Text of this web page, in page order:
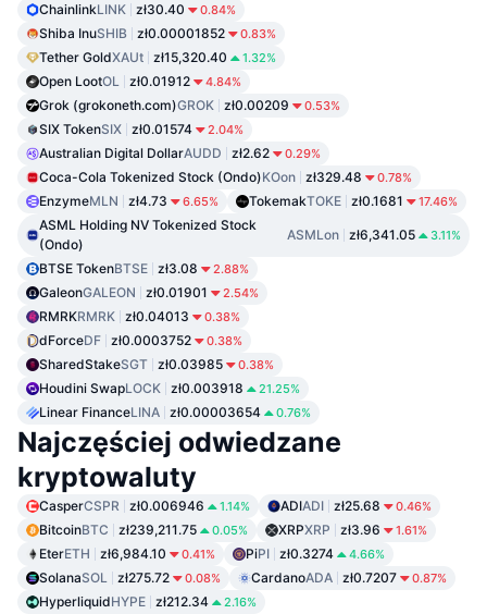
ChainlinkLINK zł30.40 0.84%
Shiba InuSHIB zł0.00001852 0.83%
Tether GoldXAUt zł15,320.40 1.32%
Open LootOL zł0.01912 4.84%
Grok (grokoneth.com)GROK zł0.00209 0.53%
SIX TokenSIX zł0.01574 2.04%
Australian Digital DollarAUDD zł2.62 0.29%
Coca-Cola Tokenized Stock (Ondo)KOon zł329.48 0.78%
EnzymeMLN zł4.73 6.65% TokemakTOKE zł0.1681 17.46%
ASML Holding NV Tokenized Stock
(Ondo)
ASMLon zł6,341.05 3.11%
BTSE TokenBTSE zł3.08 2.88%
GaleonGALEON zł0.01901 2.54%
RMRKRMRK zł0.04013 0.38%
dForceDF zł0.0003752 0.38%
SharedStakeSGT zł0.03985 0.38%
Houdini SwapLOCK zł0.003918 21.25%
Linear FinanceLINA zł0.00003654 0.76%
Najczęściej odwiedzane
kryptowaluty
CasperCSPR zł0.006946 1.14% ADIADI zł25.68 0.46%
BitcoinBTC zł239,211.75 0.05% XRPXRP zł3.96 1.61%
EterETH zł6,984.10 0.41% PiPI zł0.3274 4.66%
SolanaSOL zł275.72 0.08% CardanoADA zł0.7207 0.87%
HyperliquidHYPE zł212.34 2.16%